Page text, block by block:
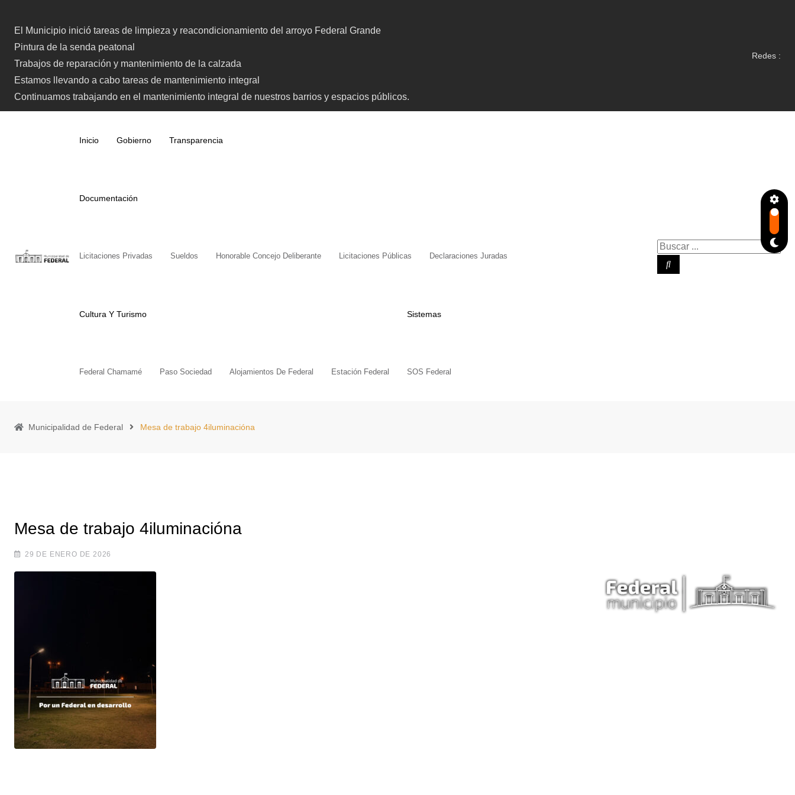
El Municipio inició tareas de limpieza y reacondicionamiento del arroyo Federal Grande
Pintura de la senda peatonal
Trabajos de reparación y mantenimiento de la calzada
Estamos llevando a cabo tareas de mantenimiento integral
Continuamos trabajando en el mantenimiento integral de nuestros barrios y espacios públicos.
Redes :
Inicio Gobierno Transparencia
Documentación
Licitaciones Privadas Sueldos Honorable Concejo Deliberante Licitaciones Públicas Declaraciones Juradas
Cultura Y Turismo
Federal Chamamé Paso Sociedad Alojamientos De Federal Estación Federal
Sistemas
SOS Federal
Municipalidad de Federal Mesa de trabajo 4iluminacióna
Mesa de trabajo 4iluminacióna
29 DE ENERO DE 2026